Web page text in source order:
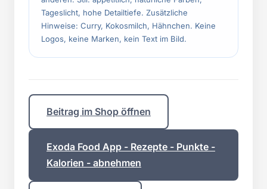
Tageslicht, hohe Detailtiefe. Zusätzliche
Hinweise: Curry, Kokosmilch, Hähnchen. Keine
Logos, keine Marken, kein Text im Bild.
Beitrag im Shop öffnen
Exoda Food App - Rezepte - Punkte -
Kalorien - abnehmen